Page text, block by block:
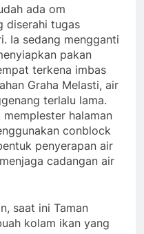
ada om
diserahi tugas
Ia sedang mengganti
pakan
terkena imbas
Graha Melasti, air
terlalu lama.
halaman
conblock
penyerapan air
cadangan air
saat ini Taman
kolam ikan yang